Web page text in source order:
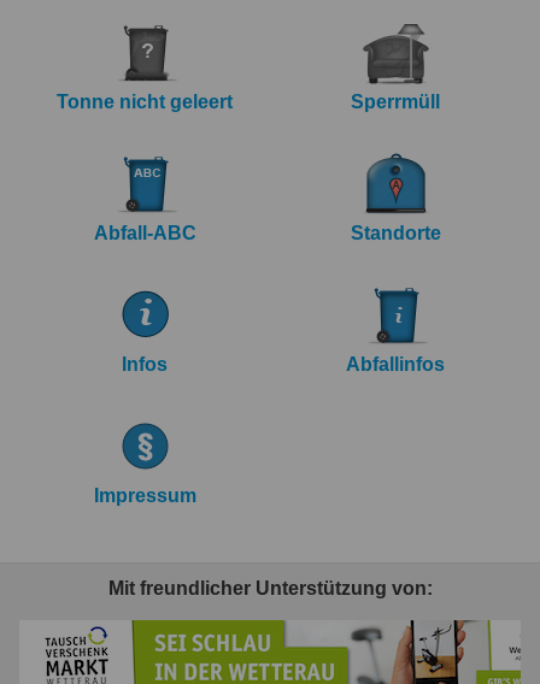
Tonne nicht geleert Sperrmüll
Abfall-ABC Standorte
Infos Abfallinfos
Impressum
Mit freundlicher Unterstützung von: